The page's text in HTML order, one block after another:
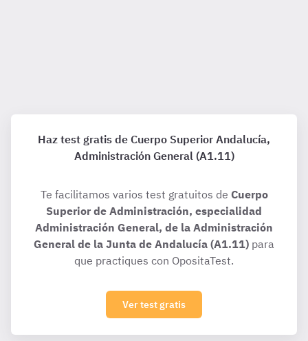
Haz test gratis de Cuerpo Superior Andalucía,
Administración General (A1.11)
Te facilitamos varios test gratuitos de Cuerpo
Superior de Administración, especialidad
Administración General, de la Administración
General de la Junta de Andalucía (A1.11) para
que practiques con OpositaTest.
Ver test gratis